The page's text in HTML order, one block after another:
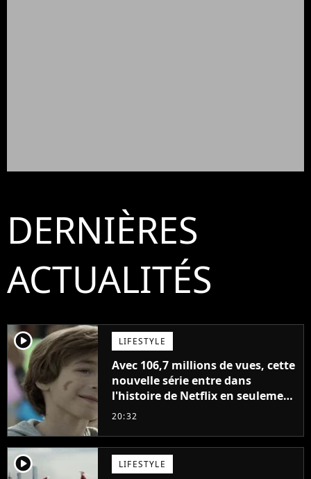
DERNIÈRES
ACTUALITÉS
player2 LIFESTYLE
Avec 106,7 millions de vues, cette
nouvelle série entre dans
l'histoire de Netflix en seulement
48 jours
20:32
player2 LIFESTYLE